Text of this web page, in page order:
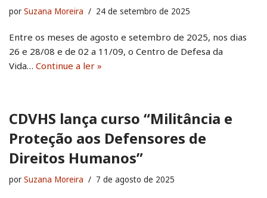
por Suzana Moreira 24 de setembro de 2025
Entre os meses de agosto e setembro de 2025, nos dias
26 e 28/08 e de 02 a 11/09, o Centro de Defesa da
Vida… Continue a ler »
CDVHS lança curso “Militância e
Proteção aos Defensores de
Direitos Humanos”
por Suzana Moreira 7 de agosto de 2025